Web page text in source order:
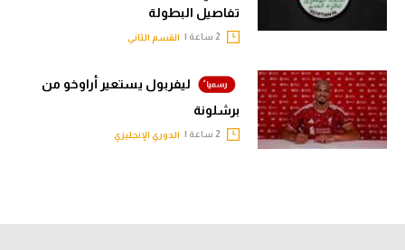
تفاصيل البطولة
القسم الثاني
ليفربول يستعير أراوخو من
برشلونة
الدوري الإنجليزي